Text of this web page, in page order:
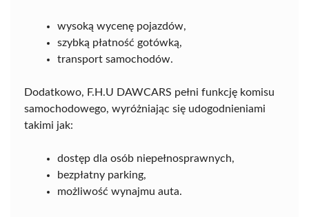
wysoką wycenę pojazdów,
szybką płatność gotówką,
transport samochodów.
Dodatkowo, F.H.U DAWCARS pełni funkcję komisu
samochodowego, wyróżniając się udogodnieniami
takimi jak:
dostęp dla osób niepełnosprawnych,
bezpłatny parking,
możliwość wynajmu auta.